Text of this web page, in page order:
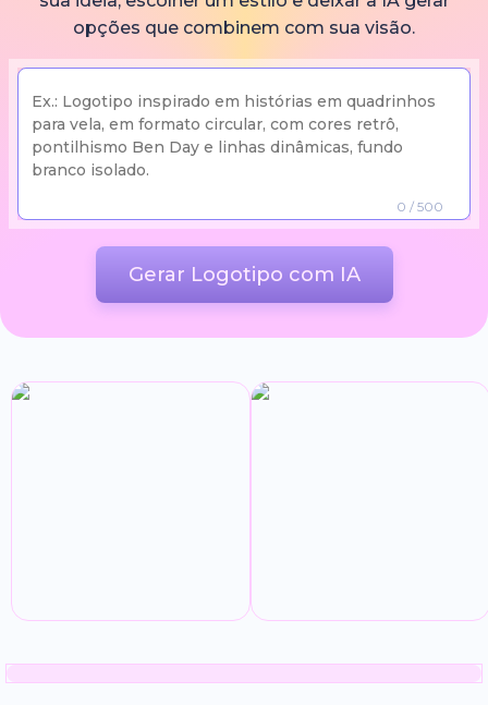
opções que combinem com sua visão.
0 / 500
Gerar Logotipo com IA